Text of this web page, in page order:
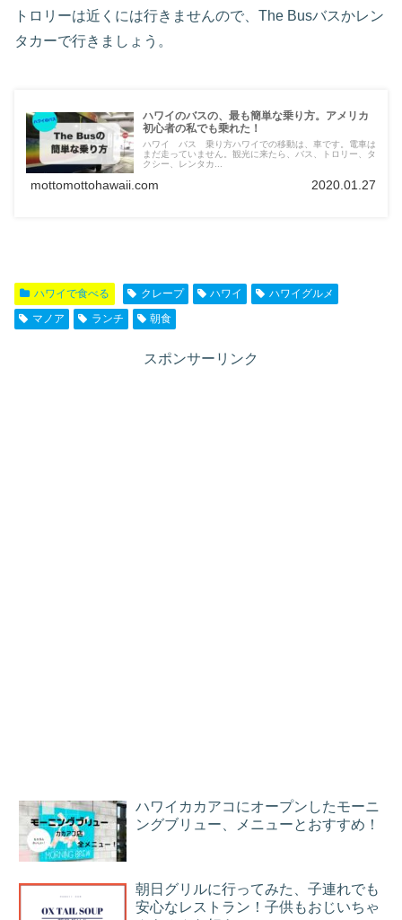
トロリーは近くには行きませんので、The Busバスかレン
タカーで行きましょう。
ハワイのバスの、最も簡単な乗り方。アメリカ
初心者の私でも乗れた！
ハワイ バス 乗り方ハワイでの移動は、車です。電車は
まだ走っていません。観光に来たら、バス、トロリー、タ
クシー、レンタカ...
mottomottohawaii.com 2020.01.27
ハワイで食べる クレープ ハワイ
ハワイグルメ
マノア
ランチ 朝食
スポンサーリンク
ハワイカカアコにオープンしたモーニ
ングブリュー、メニューとおすすめ！
朝日グリルに行ってみた、子連れでも
安心なレストラン！子供もおじいちゃ